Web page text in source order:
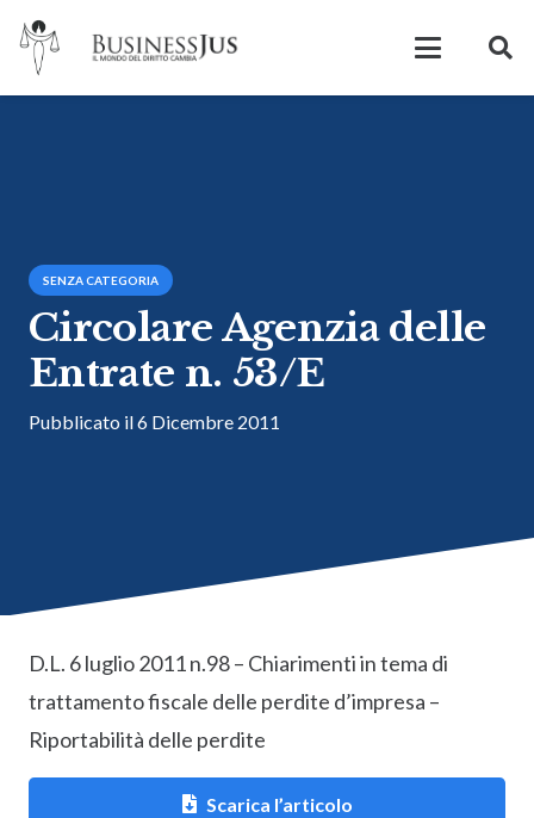
SENZA CATEGORIA
Circolare Agenzia delle
Entrate n. 53/E
Pubblicato il6 Dicembre 2011
D.L. 6 luglio 2011 n.98 – Chiarimenti in tema di
trattamento fiscale delle perdite d’impresa –
Riportabilità delle perdite
Scarica l’articolo